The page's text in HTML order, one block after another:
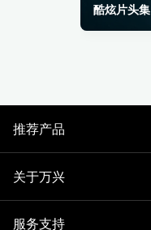
酷炫片头集
推荐产品
关于万兴
服务支持